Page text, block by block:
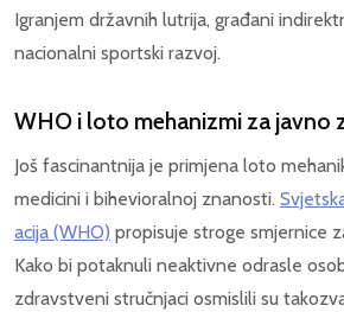
Igranjem državnih lutrija, građani
nacionalni sportski razvoj.
WHO i loto mehanizmi za javno
Još fascinantnija je primjena loto
medicini i bihevioralnoj znanosti.
acija (WHO) propisuje stroge smjernice
Kako bi potaknuli neaktivne odrasle
zdravstveni stručnjaci osmislili su